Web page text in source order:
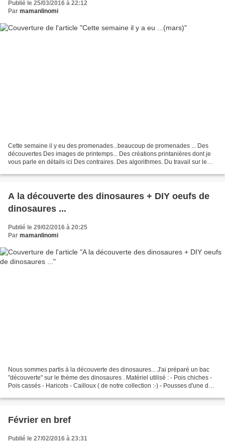
Publié le 25/03/2016 à 22:12
Par mamanlinomi
Cette semaine il y eu des promenades...beaucoup de promenades ... Des
découvertes Des images de printemps... Des créations printanières dont je
vous parle en détails ici Des contraires. Des algorithmes. Du travail sur le
A la découverte des dinosaures + DIY oeufs de
dinosaures ...
Publié le 29/02/2016 à 20:25
Par mamanlinomi
Nous sommes partis à la découverte des dinosaures... J'ai préparé un bac
"découverte" sur le thème des dinosaures . Matériel utilisé : - Pois chiches -
Pois cassés - Haricots - Cailloux ( de notre collection :-) - Pousses d'une de
Février en bref
Publié le 27/02/2016 à 23:31